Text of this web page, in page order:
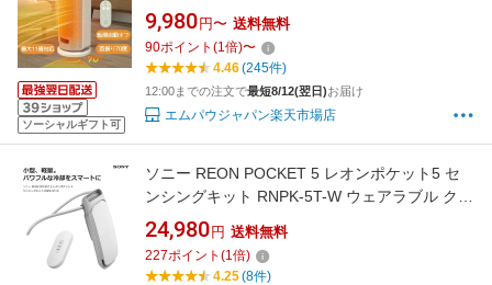
ソーシャルギフト可
振り70度/60度 リモコン付き 小型 コンパクト
メモリー機能 3モード搭載 静音 おしゃれ 転倒
自動オフ 自動温度調整 寒さ対策 EPEIOS
9,980 円〜 送料無料
90ポイント (1 倍)〜
4.46(245件)
12:00までの注文で最短8/12(翌日)お届け
エムパウジャパン楽天市場店
ソニー REON POCKET 5 レオンポケット5 セ
ンシングキット RNPK-5T-W ウェアラブル クー
ラー ネッククーラー 首掛け 冷温両対応 軽量 通
勤 暑さ対策
24,980 円 送料無料
227ポイント (1 倍)
4.25(8件)